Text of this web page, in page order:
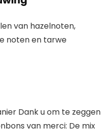
van hazelnoten,
noten en tarwe
Dank u om te zeggen
van merci: De mix